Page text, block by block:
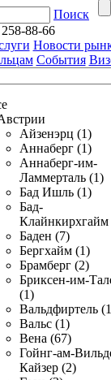
Поиск
88-66
Новости
События
Айзенэрц (1)
Аннаберг (1)
Аннаберг-им-
Ламмерталь (1)
Бад Ишль (1)
Бад-
Клайнкирхгайм
Баден (7)
Бергхайм (1)
Брамберг (2)
Бриксен-им-
(1)
Вальдфиртель
Вальс (1)
Вена (67)
Гойнг-ам-
Кайзер (2)